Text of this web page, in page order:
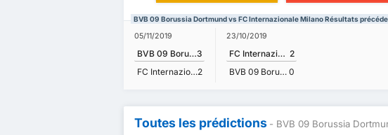
BVB 09 Borussia Dortmund vs FC Internazionale Milano Résultats
05/11/2019
BVB 09 Borussia Dortmund3
FC Internazionale Milano2
23/10/2019
FC Internazionale Milano 2
BVB 09 Borussia Dortmund 0
Toutes les prédictions - BVB 09 Borussia